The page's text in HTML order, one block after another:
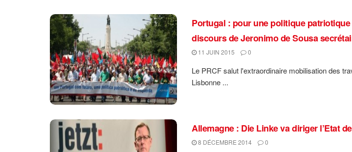
Portugal : pour une politique
discours de Jeronimo de Sousa
11 JUIN 2015 0
Le PRCF salut l'extraordinaire mobilisation des
Lisbonne ...
Allemagne : Die Linke va diriger l’Etat
8 DÉCEMBRE 2014 0